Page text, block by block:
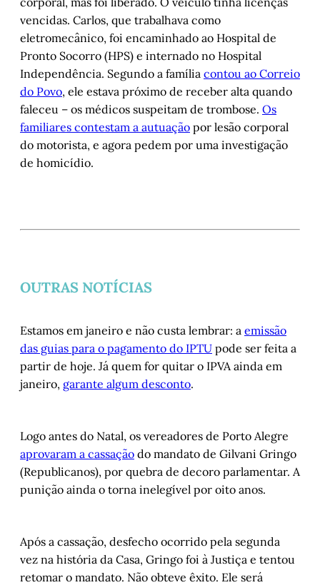
vencidas. Carlos, que trabalhava como
eletromecânico, foi encaminhado ao Hospital de
Pronto Socorro (HPS) e internado no Hospital
Independência. Segundo a família contou ao Correio
do Povo, ele estava próximo de receber alta quando
faleceu – os médicos suspeitam de trombose. Os
familiares contestam a autuação por lesão corporal
do motorista, e agora pedem por uma investigação
de homicídio.
OUTRAS NOTÍCIAS
Estamos em janeiro e não custa lembrar: a emissão
das guias para o pagamento do IPTU pode ser feita a
partir de hoje. Já quem for quitar o IPVA ainda em
janeiro, garante algum desconto.
Logo antes do Natal, os vereadores de Porto Alegre
aprovaram a cassação do mandato de Gilvani Gringo
(Republicanos), por quebra de decoro parlamentar. A
punição ainda o torna inelegível por oito anos.
Após a cassação, desfecho ocorrido pela segunda
vez na história da Casa, Gringo foi à Justiça e tentou
retomar o mandato. Não obteve êxito. Ele será